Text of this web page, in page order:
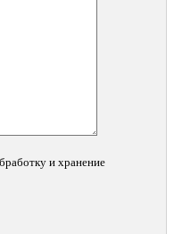
и хранение